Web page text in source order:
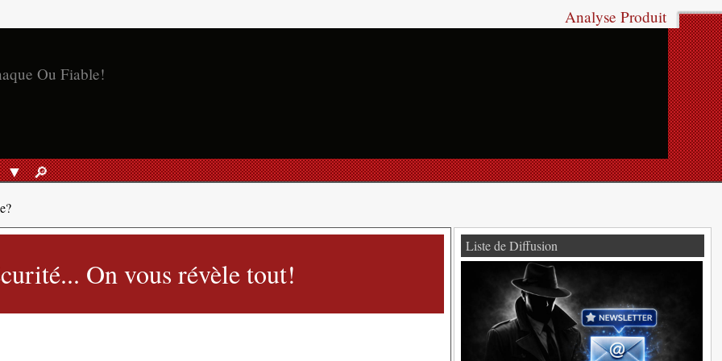
Analyse Produit
RECHERCHER
🔎︎
On vous révèle tout!
Liste de Diffusion